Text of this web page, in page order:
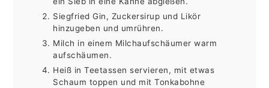
Siegfried Gin, Zuckersirup und Likör
hinzugeben und umrühren.
Milch in einem Milchaufschäumer warm
aufschäumen.
Heiß in Teetassen servieren, mit etwas
Schaum toppen und mit Tonkabohne